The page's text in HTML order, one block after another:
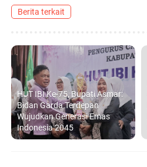
Berita terkait
HUT IBI Ke-75, Bupati Asmar:
Bidan Garda Terdepan
Wujudkan Generasi Emas
Indonesia 2045